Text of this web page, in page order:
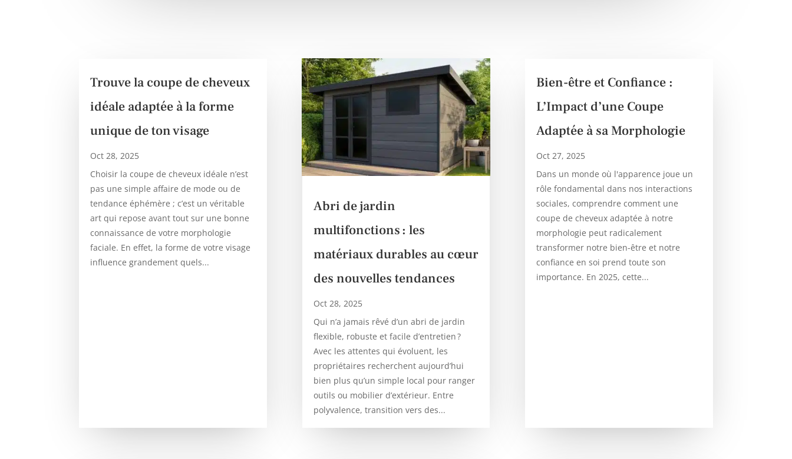
Trouve la coupe de cheveux
idéale adaptée à la forme
unique de ton visage
Oct 28, 2025
Choisir la coupe de cheveux idéale n’est
pas une simple affaire de mode ou de
tendance éphémère ; c’est un véritable
art qui repose avant tout sur une bonne
connaissance de votre morphologie
faciale. En effet, la forme de votre visage
influence grandement quels...
Abri de jardin
multifonctions : les
matériaux durables au cœur
des nouvelles tendances
Oct 28, 2025
Qui n’a jamais rêvé d’un abri de jardin
flexible, robuste et facile d’entretien ?
Avec les attentes qui évoluent, les
propriétaires recherchent aujourd’hui
bien plus qu’un simple local pour ranger
outils ou mobilier d’extérieur. Entre
polyvalence, transition vers des...
Bien-être et Confiance :
L’Impact d’une Coupe
Adaptée à sa Morphologie
Oct 27, 2025
Dans un monde où l'apparence joue un
rôle fondamental dans nos interactions
sociales, comprendre comment une
coupe de cheveux adaptée à notre
morphologie peut radicalement
transformer notre bien-être et notre
confiance en soi prend toute son
importance. En 2025, cette...